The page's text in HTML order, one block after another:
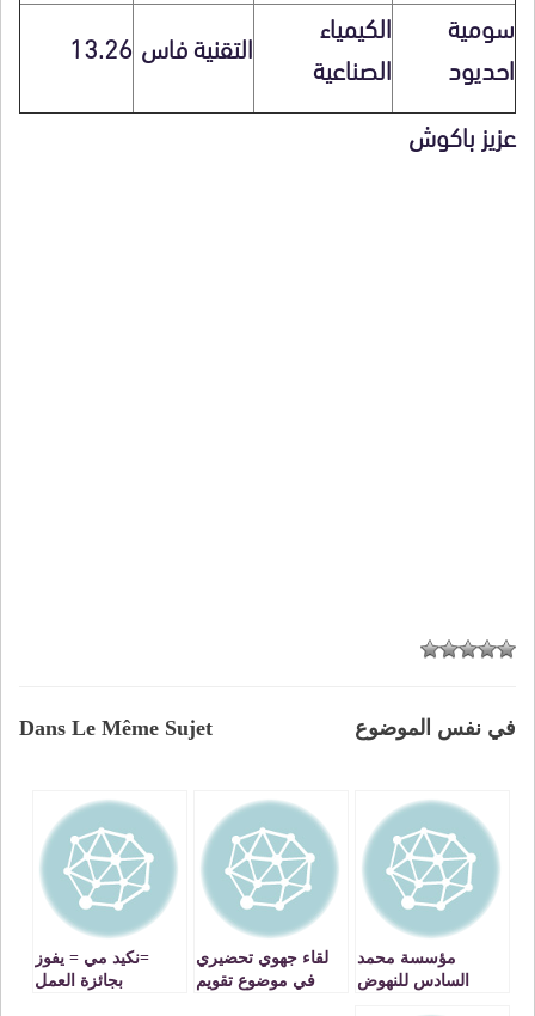
سومية
احديود
الكيمياء
الصناعية
التقنية فاس 13.26
عزيز باكوش
Dans Le Même Sujet في نفس الموضوع
مؤسسة محمد
السادس للنهوض
لقاء جهوي تحضيري
في موضوع تقويم
=نكيد مي = يفوز
بجائزة العمل